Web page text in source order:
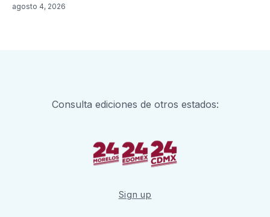
agosto 4, 2026
Consulta ediciones de otros estados:
Sign up